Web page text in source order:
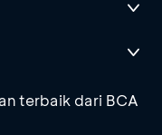
terbaik dari BCA